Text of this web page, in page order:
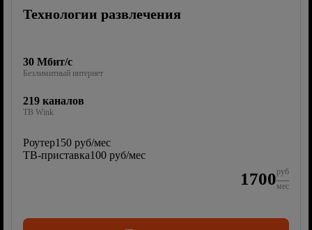
Технологии развлечения
30 Мбит/с
Безлимитный интернет
219 каналов
ТВ Wink
Роутер150 руб/мес
ТВ-приставка100 руб/мес
1700руб
мес